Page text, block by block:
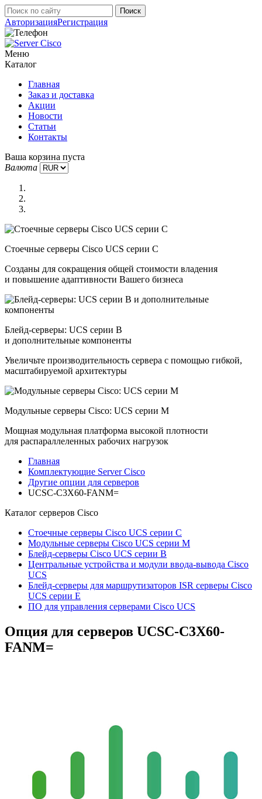
АвторизацияРегистрация
Меню
Каталог
Главная
Заказ и доставка
Акции
Новости
Статьи
Контакты
Ваша корзина пуста
Валюта
Стоечные серверы Cisco UCS серии C
Созданы для сокращения общей стоимости владения
и повышение адаптивности Вашего бизнеса
Блейд-серверы: UCS серии B
и дополнительные компоненты
Увеличьте производительность сервера с помощью гибкой,
масштабируемой архитектуры
Модульные серверы Cisco: UCS серии M
Мощная модульная платформа высокой плотности
для распараллеленных рабочих нагрузок
Главная
Комплектующие Server Cisco
Другие опции для серверов
UCSC-C3X60-FANM=
Каталог серверов Cisco
Стоечные серверы Cisco UCS серии C
Модульные серверы Cisco UCS серии M
Блейд-серверы Cisco UCS серии B
Центральные устройства и модули ввода-вывода Cisco
UCS
Блейд-серверы для маршрутизаторов ISR серверы Cisco
UCS серии E
ПО для управления серверами Cisco UCS
Опция для серверов UCSC-C3X60-
FANM=